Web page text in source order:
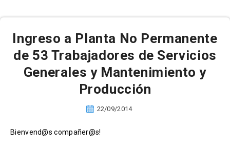
Ingreso a Planta No Permanente
de 53 Trabajadores de Servicios
Generales y Mantenimiento y
Producción
22/09/2014
Bienvend@s compañer@s!